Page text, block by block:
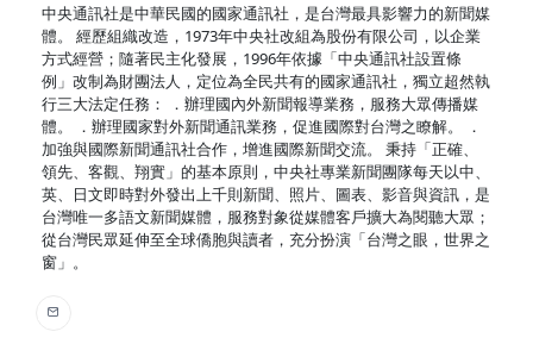
中央通訊社是中華民國的國家通訊社，是台灣最具影響力的新聞媒
體。 經歷組織改造，1973年中央社改組為股份有限公司，以企業
方式經營；隨著民主化發展，1996年依據「中央通訊社設置條
例」改制為財團法人，定位為全民共有的國家通訊社，獨立超然執
行三大法定任務： ．辦理國內外新聞報導業務，服務大眾傳播媒
體。 ．辦理國家對外新聞通訊業務，促進國際對台灣之瞭解。 ．
加強與國際新聞通訊社合作，增進國際新聞交流。 秉持「正確、
領先、客觀、翔實」的基本原則，中央社專業新聞團隊每天以中、
英、日文即時對外發出上千則新聞、照片、圖表、影音與資訊，是
台灣唯一多語文新聞媒體，服務對象從媒體客戶擴大為閱聽大眾；
從台灣民眾延伸至全球僑胞與讀者，充分扮演「台灣之眼，世界之
窗」。